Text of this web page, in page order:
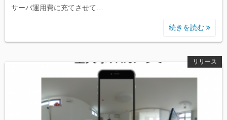
サーバ運用費に充てさせて…
続きを読む
リリース